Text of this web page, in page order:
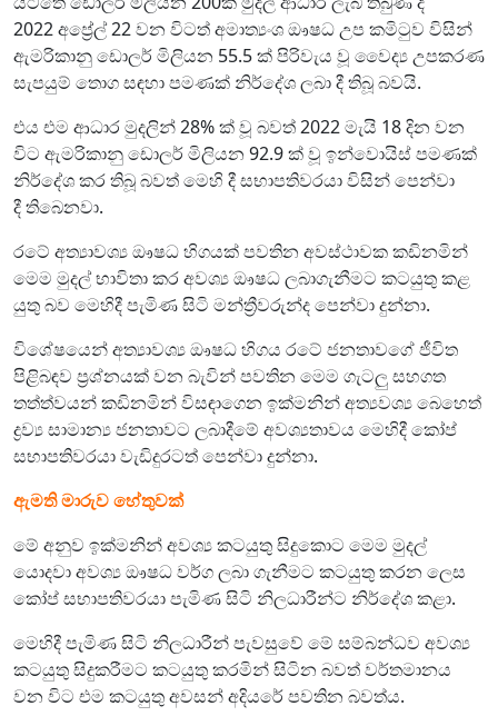
2022 අප්‍රේල් 22 වන විටත් අමාත්‍යංශ ඖෂධ උප කමිටුව විසින්
ඇමරිකානු ඩොලර් මිලියන 55.5 ක් පිරිවැය වූ වෛද්‍ය උපකරණ
සැපයුම් තොග සඳහා පමණක් නිර්දේශ ලබා දී තිබූ බවයි.
එය එම ආධාර මුදලින් 28% ක් වූ බවත් 2022 මැයි 18 දින වන
විට ඇමරිකානු ඩොලර් මිලියන 92.9 ක් වූ ඉන්වොයිස් පමණක්
නිර්දේශ කර තිබූ බවත් මෙහි දී සභාපතිවරයා විසින් පෙන්වා
දී තිබෙනවා.
රටේ අත්‍යාවශ්‍ය ඖෂධ හිගයක් පවතින අවස්ථාවක කඩිනමින්
මෙම මුදල් භාවිතා කර අවශ්‍ය ඖෂධ ලබාගැනීමට කටයුතු කළ
යුතු බව මෙහිදී පැමිණ සිටි මන්ත්‍රීවරුන්ද පෙන්වා දුන්නා.
විශේෂයෙන් අත්‍යාවශ්‍ය ඖෂධ හිගය රටේ ජනතාවගේ ජීවිත
පිළිබඳව ප්‍රශ්නයක් වන බැවින් පවතින මෙම ගැටලු සහගත
තත්ත්වයන් කඩිනමින් විසඳාගෙන ඉක්මනින් අත්‍යවශ්‍ය බෙහෙත්
ද්‍රව්‍ය සාමාන්‍ය ජනතාවට ලබාදීමේ අවශ්‍යතාවය මෙහිදී කෝප්
සභාපතිවරයා වැඩිදුරටත් පෙන්වා දුන්නා.
ඇමති මාරුව හේතුවක්
මේ අනුව ඉක්මනින් අවශ්‍ය කටයුතු සිදුකොට මෙම මුදල්
යොදවා අවශ්‍ය ඖෂධ වර්ග ලබා ගැනීමට කටයුතු කරන ලෙස
කෝප් සභාපතිවරයා පැමිණ සිටි නිලධාරීන්ට නිර්දේශ කළා.
මෙහිදී පැමිණ සිටි නිලධාරීන් පැවසුවේ මේ සම්බන්ධව අවශ්‍ය
කටයුතු සිදුකරීමට කටයුතු කරමින් සිටින බවත් වර්තමානය
වන විට එම කටයුතු අවසන් අදියරේ පවතින බවත්ය.